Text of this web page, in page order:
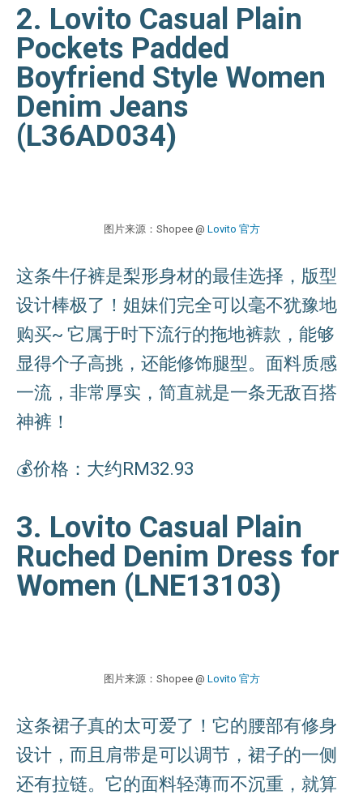
2. Lovito Casual Plain
Pockets Padded
Boyfriend Style Women
Denim Jeans
(L36AD034)
图片来源：Shopee @ Lovito 官方
这条牛仔裤是梨形身材的最佳选择，版型
设计棒极了！姐妹们完全可以毫不犹豫地
购买~ 它属于时下流行的拖地裤款，能够
显得个子高挑，还能修饰腿型。面料质感
一流，非常厚实，简直就是一条无敌百搭
神裤！
💰价格：大约RM32.93
3. Lovito Casual Plain
Ruched Denim Dress for
Women (LNE13103)
图片来源：Shopee @ Lovito 官方
这条裙子真的太可爱了！它的腰部有修身
设计，而且肩带是可以调节，裙子的一侧
还有拉链。它的面料轻薄而不沉重，就算